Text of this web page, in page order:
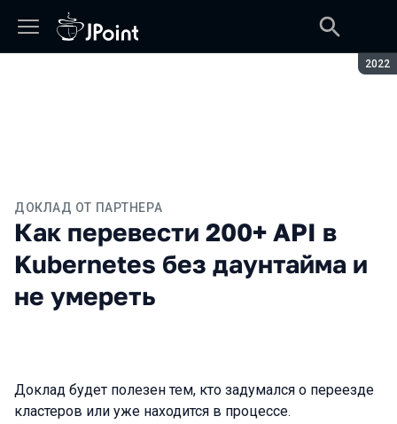
2022
ДОКЛАД ОТ ПАРТНЕРА
Как перевести 200+ API в
Kubernetes без даунтайма и
не умереть
Доклад будет полезен тем, кто задумался о переезде
кластеров или уже находится в процессе.